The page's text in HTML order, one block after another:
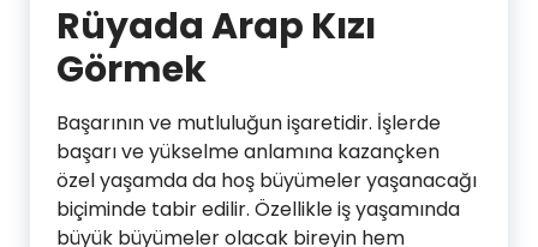
Rüyada Arap Kızı
Görmek
Başarının ve mutluluğun işaretidir. İşlerde
başarı ve yükselme anlamına kazançken
özel yaşamda da hoş büyümeler yaşanacağı
biçiminde tabir edilir. Özellikle iş yaşamında
büyük büyümeler olacak bireyin hem